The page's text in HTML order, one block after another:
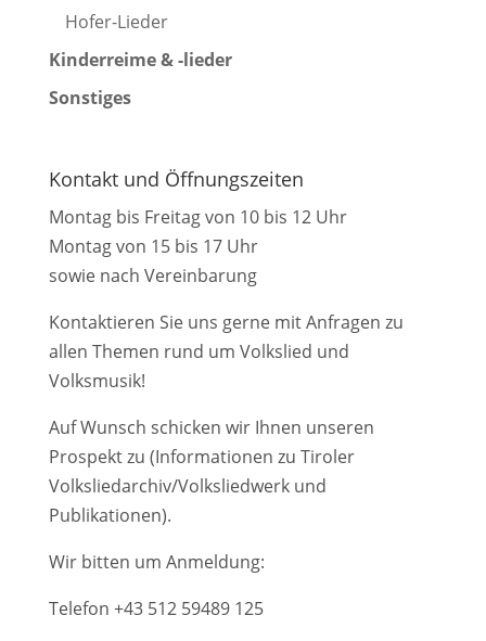
Hofer-Lieder
Kinderreime & -lieder
Sonstiges
Kontakt und Öffnungszeiten
Montag bis Freitag von 10 bis 12 Uhr
Montag von 15 bis 17 Uhr
sowie nach Vereinbarung
Kontaktieren Sie uns gerne mit Anfragen zu
allen Themen rund um Volkslied und
Volksmusik!
Auf Wunsch schicken wir Ihnen unseren
Prospekt zu (Informationen zu Tiroler
Volksliedarchiv/Volksliedwerk und
Publikationen).
Wir bitten um Anmeldung:
Telefon +43 512 59489 125